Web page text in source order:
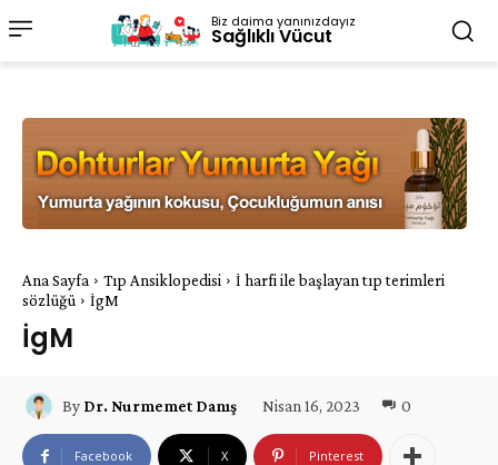
Biz daima yanınızdayız
Sağlıklı Vücut
Ana Sayfa Tıp Ansiklopedisi
İ harfi ile başlayan tıp terimleri
sözlüğü
İgM
İgM
By Dr. Nurmemet Danış Nisan 16, 2023 0
Facebook X Pinterest